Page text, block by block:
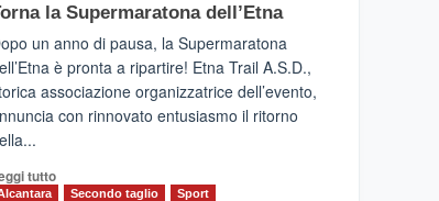
BROOKS
SuperMaratona
dell’Etna,
presentata
l’edizione
2026
la Supermaratona dell’Etna
un anno di pausa, la Supermaratona
è pronta a ripartire! Etna Trail A.S.D.,
associazione organizzatrice dell’evento,
con rinnovato entusiasmo il ritorno
tuttoLeggi
Secondo taglio Sport